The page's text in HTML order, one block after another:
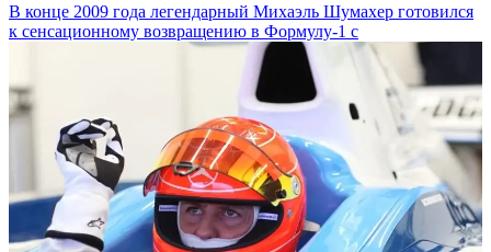
В конце 2009 года легендарный Михаэль Шумахер готовился
к сенсационному возвращению в Формулу-1 с